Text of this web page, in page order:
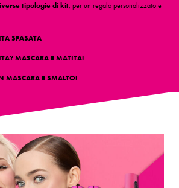
tipologie di kit, per un regalo personalizzato e
SFASATA
MASCARA E MATITA!
MASCARA E SMALTO!